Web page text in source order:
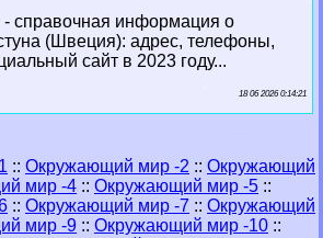
- справочная информация о
(Швеция): адрес, телефоны,
сайт в 2023 году...
18 06 2026 0:14:21
:: Окружающий мир -2 :: Окружающий
мир -4 :: Окружающий мир -5 ::
:: Окружающий мир -7 :: Окружающий
мир -9 :: Окружающий мир -10 ::